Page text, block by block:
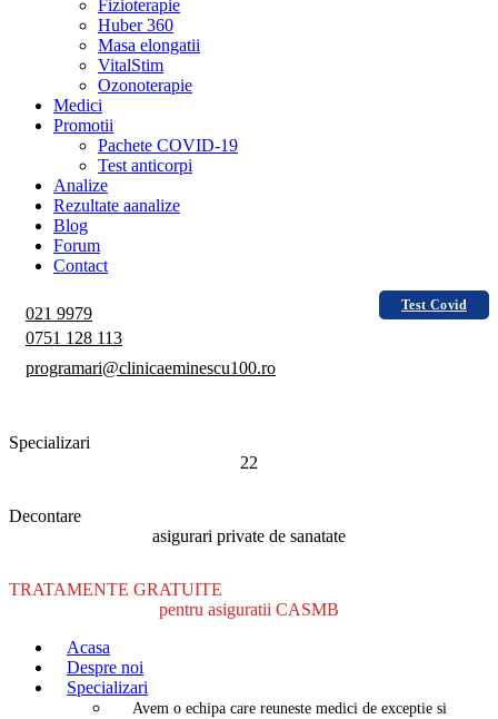
Fizioterapie
Huber 360
Masa elongatii
VitalStim
Ozonoterapie
Medici
Promotii
Pachete COVID-19
Test anticorpi
Analize
Rezultate aanalize
Blog
Forum
Contact
021 9979
0751 128 113
programari@clinicaeminescu100.ro
Test Covid
Specializari
22
Decontare
asigurari private de sanatate
TRATAMENTE GRATUITE
pentru asiguratii CASMB
Acasa
Despre noi
Specializari
Avem o echipa care reuneste medici de exceptie si